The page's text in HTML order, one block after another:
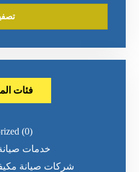
فئات
(0)
خدمات
شركات صيانة